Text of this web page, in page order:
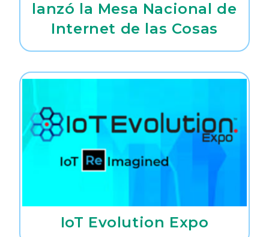
lanzó la Mesa Nacional de
Internet de las Cosas
IoT Evolution Expo